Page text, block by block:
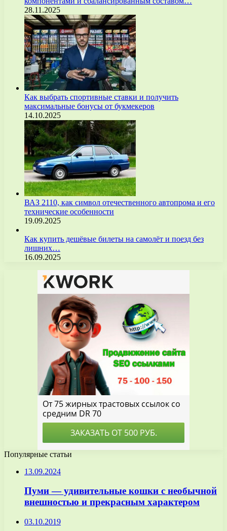
28.11.2025
Как выбрать спортивные ставки и получить
максимальные бонусы от букмекеров
14.10.2025
ВАЗ 2110, как символ отечественного автопрома и его
технические особенности
19.09.2025
Как купить дешёвые билеты на самолёт и поезд без
лишних…
16.09.2025
Популярные статьи
13.09.2024
Пуми — удивительные кошки с необычной
внешностью и прекрасным характером
03.10.2019